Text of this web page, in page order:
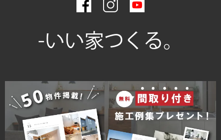
2023年2月
2022年11月
2022年10月
2022年9月
-いい家つくる。